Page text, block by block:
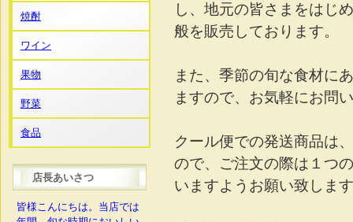
し、地元の皆さまをはじ
般を販売しております。
また、季節の旬な食材に
ますので、お気軽にお問
クール便での発送商品は
ので、ご注文の際は１つ
いますようお願い致しま
焼酎
ワイン
果物
野菜
食品
店長あいさつ
皆様こんにちは。当店では